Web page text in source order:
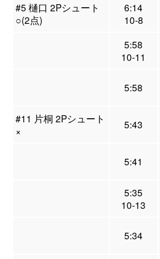
#5 樋口 2Pシュート
○(2点)
6:14
10-8
5:58
10-11
5:58
#11 片桐 2Pシュート
×
5:43
5:41
5:35
10-13
5:34